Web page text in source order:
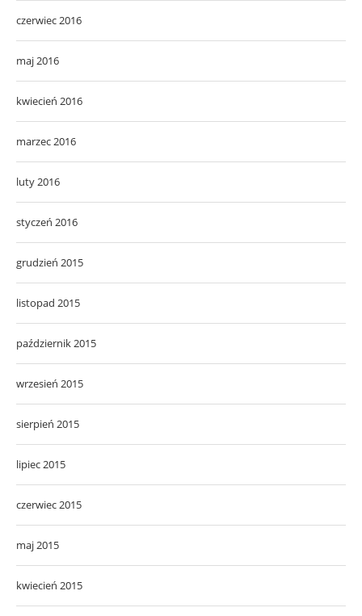
czerwiec 2016
maj 2016
kwiecień 2016
marzec 2016
luty 2016
styczeń 2016
grudzień 2015
listopad 2015
październik 2015
wrzesień 2015
sierpień 2015
lipiec 2015
czerwiec 2015
maj 2015
kwiecień 2015